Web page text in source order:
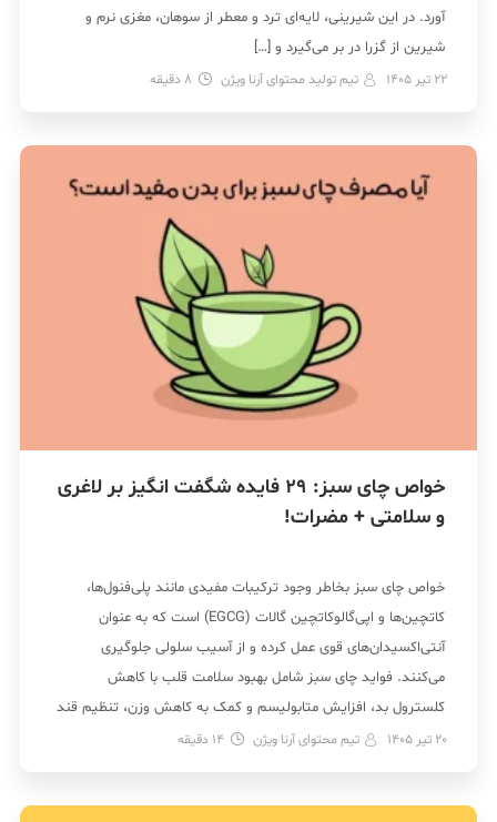
آورد. در این شیرینی، لایه‌ای ترد و معطر از سوهان، مغزی نرم و
شیرین از گزرا در بر می‌گیرد و […]
22 تیر 1405 تیم تولید محتوای آرنا ویژن 8 دقیقه
خواص چای سبز: 29 فایده شگفت انگیز بر لاغری
و سلامتی + مضرات!
خواص چای سبز بخاطر وجود ترکیبات مفیدی مانند پلی‌فنول‌ها،
کاتچین‌ها و اپی‌گالوکاتچین گالات (EGCG) است که به عنوان
آنتی‌اکسیدان‌های قوی عمل کرده و از آسیب سلولی جلوگیری
می‌کنند. فواید چای سبز شامل بهبود سلامت قلب با کاهش
کلسترول بد، افزایش متابولیسم و کمک به کاهش وزن، تنظیم قند
خون و کاهش خطر دیابت و همچنین محافظت […]
20 تیر 1405 تیم محتوای آرنا ویژن 14 دقیقه